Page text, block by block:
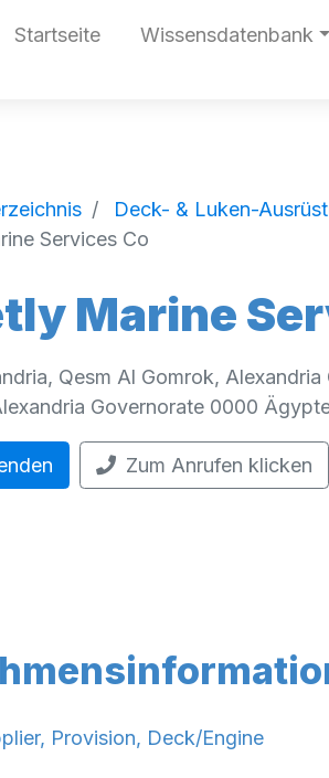
Startseite Wissensdatenbank
Deck- & Luken-
Services Co
Marine
Qesm Al Gomrok,
Governorate 0000
Zum Anrufen klicken
Provision, Deck/Engine